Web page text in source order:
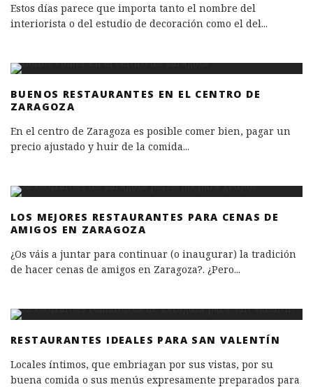
Estos días parece que importa tanto el nombre del
interiorista o del estudio de decoración como el del...
BUENOS RESTAURANTES EN EL CENTRO DE
ZARAGOZA
En el centro de Zaragoza es posible comer bien, pagar un
precio ajustado y huir de la comida...
LOS MEJORES RESTAURANTES PARA CENAS DE
AMIGOS EN ZARAGOZA
¿Os váis a juntar para continuar (o inaugurar) la tradición
de hacer cenas de amigos en Zaragoza?. ¿Pero...
RESTAURANTES IDEALES PARA SAN VALENTÍN
Locales íntimos, que embriagan por sus vistas, por su
buena comida o sus menús expresamente preparados para